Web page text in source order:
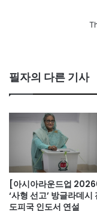
필자의 다른 기사
[아시아라운드업
‘사형 선고’ 방글라데시
도피국 인도서 연설